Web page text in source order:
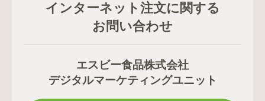
インターネット注文に関する
お問い合わせ
エスビー食品株式会社
デジタルマーケティングユニット